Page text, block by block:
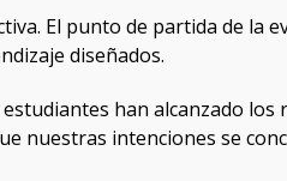
El punto de partida de la
diseñados.
han alcanzado los
nuestras intenciones se